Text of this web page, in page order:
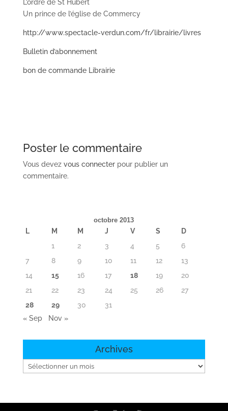
L’ordre de St Hubert
Un prince de l’église de Commercy
http://www.spectacle-verdun.com/fr/librairie/livres
Bulletin d’abonnement
bon de commande Librairie
Poster le commentaire
Vous devez vous connecterpour publier un
commentaire.
octobre 2013
L M M J V S
D
1
2 3 4 5
6
7
8 9 10 11 12
13
14
15 16 17 18 19
20
21
22 23 24 25 26
27
28
29 30
31
« Sep
Nov »
Archives
Archives